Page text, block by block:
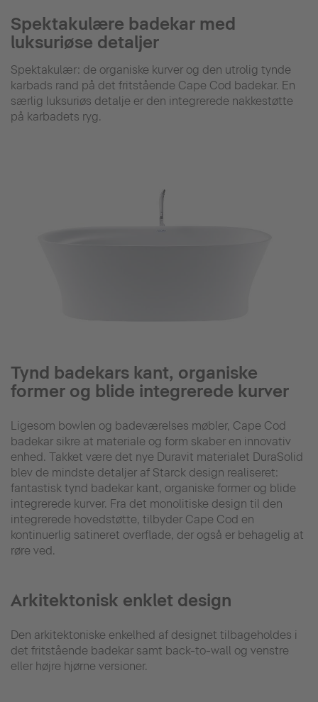
Spektakulære badekar med
luksuriøse detaljer
Spektakulær: de organiske kurver og den utrolig tynde
karbads rand på det fritstående Cape Cod badekar. En
særlig luksuriøs detalje er den integrerede nakkestøtte
på karbadets ryg.
Tynd badekars kant, organiske
former og blide integrerede kurver
Ligesom bowlen og badeværelses møbler, Cape Cod
badekar sikre at materiale og form skaber en innovativ
enhed. Takket være det nye Duravit materialet DuraSolid
blev de mindste detaljer af Starck design realiseret:
fantastisk tynd badekar kant, organiske former og blide
integrerede kurver. Fra det monolitiske design til den
integrerede hovedstøtte, tilbyder Cape Cod en
kontinuerlig satineret overflade, der også er behagelig at
røre ved.
Arkitektonisk enklet design
Den arkitektoniske enkelhed af designet tilbageholdes i
det fritstående badekar samt back-to-wall og venstre
eller højre hjørne versioner.